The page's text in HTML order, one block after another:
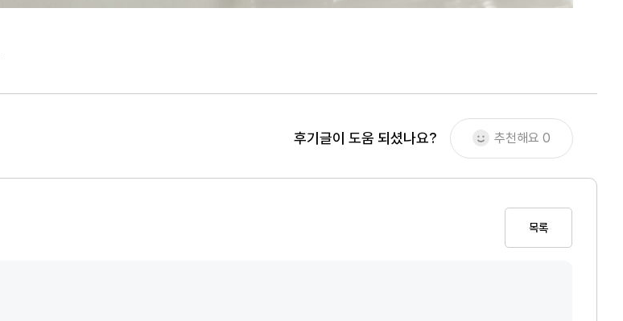
후기글이 도움 되셨나요? 추천해요 0
목록